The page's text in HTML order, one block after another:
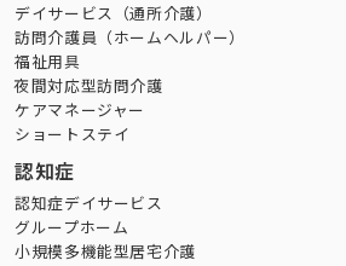
デイサービス（通所介護）
訪問介護員（ホームヘルパー）
福祉用具
夜間対応型訪問介護
ケアマネージャー
ショートステイ
認知症
認知症デイサービス
グループホーム
小規模多機能型居宅介護